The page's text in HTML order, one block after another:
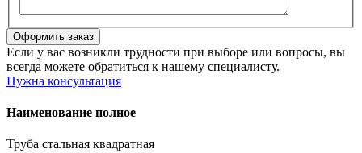
Если у вас возникли трудности при выборе или вопросы, вы
всегда можете обратиться к нашему специалисту.
Нужна консультация
Наименование полное
Труба стальная квадратная